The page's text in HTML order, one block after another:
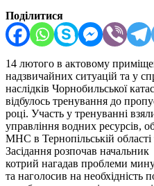
Поділитися
14 лютого в актовому
надзвичайних ситуацій та у
наслідків Чорнобильської
відбулось тренування до
році. Участь у тренуванні
управління водних ресурсів,
МНС в Тернопільській області
Засідання розпочав
котрий нагадав проблеми
та наголосив на необхідність